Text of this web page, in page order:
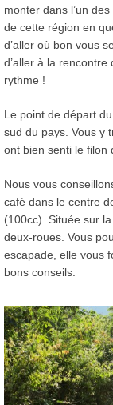
monter dans l’un
de cette région en
d’aller où bon vous
d’aller à la
rythme !
Le point de départ
sud du pays. Vous y
ont bien senti le filon
Nous vous
café dans le centre
(100cc). Située sur
deux-roues. Vous
escapade, elle vous
bons conseils.